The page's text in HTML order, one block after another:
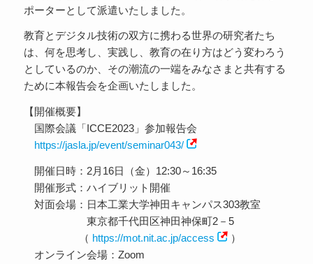
ポーターとして派遣いたしました。
教育とデジタル技術の双方に携わる世界の研究者たち
は、何を思考し、実践し、教育の在り方はどう変わろう
としているのか、その潮流の一端をみなさまと共有する
ために本報告会を企画いたしました。
【開催概要】
国際会議「ICCE2023」参加報告会
https://jasla.jp/event/seminar043/
開催日時：2月16日（金）12:30～16:35
開催形式：ハイブリット開催
対面会場：日本工業大学神田キャンパス303教室
東京都千代田区神田神保町2－5
（ https://mot.nit.ac.jp/access
）
オンライン会場：Zoom